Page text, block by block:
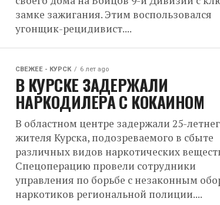
замке зажигания. Этим воспользовался
угонщик-рецидивист....
СВЕЖЕЕ - КУРСК 6 лет ago
В КУРСКЕ ЗАДЕРЖАЛИ
НАРКОДИЛЕРА С КОКАИНОМ
В областном центре задержали 25-
жителя Курска, подозреваемого в сбыте
различных видов наркотических
Спецоперацию провели сотрудники
управления по борьбе с незаконным
наркотиков региональной полиции....